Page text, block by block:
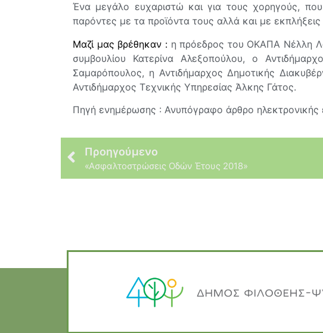
Ένα μεγάλο ευχαριστώ και για τους χορηγούς,
παρόντες με τα προϊόντα τους αλλά και με
Μαζί μας βρέθηκαν :η πρόεδρος του ΟΚΑΠΑ Νέλλη
συμβουλίου Κατερίνα Αλεξοπούλου, ο
Σαμαρόπουλος, η Αντιδήμαρχος Δημοτικής
Αντιδήμαρχος Τεχνικής Υπηρεσίας Άλκης Γάτος.
Πηγή ενημέρωσης : Ανυπόγραφο άρθρο ηλεκτρονικής
Προηγούμενο
«Ασφαλτοστρώσεις Οδών Έτους 2018»